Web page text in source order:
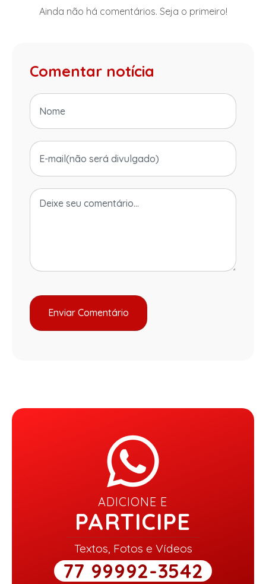
Ainda não há comentários. Seja o primeiro!
Comentar notícia
ADICIONE E
PARTICIPE
Textos, Fotos e Vídeos
77 99992-3542